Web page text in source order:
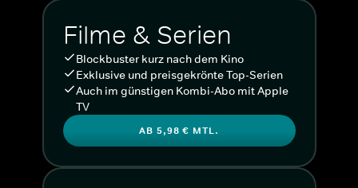
Filme & Serien
Blockbuster kurz nach dem Kino
Exklusive und preisgekrönte Top-Serien
Auch im günstigen Kombi-Abo mit Apple
TV
AB 5,98 € MTL.